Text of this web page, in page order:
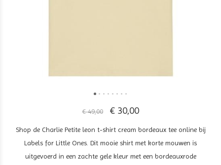
€ 49,00 € 30,00
Shop de Charlie Petite leon t-shirt cream bordeaux tee online bij
Labels for Little Ones. Dit mooie shirt met korte mouwen is
uitgevoerd in een zachte gele kleur met een bordeauxrode